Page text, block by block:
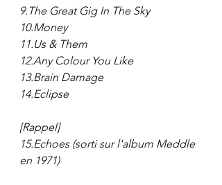
9.The Great Gig In The Sky
10.Money
11.Us & Them
12.Any Colour You Like
13.Brain Damage
14.Eclipse
[Rappel]
15.Echoes (sorti sur l'album Meddle
en 1971)